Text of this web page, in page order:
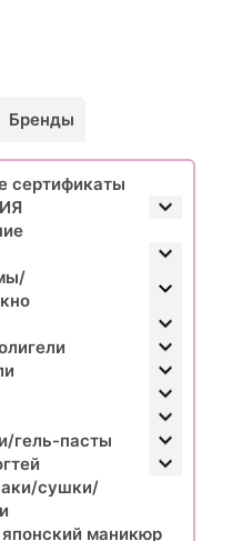
Бренды
сертификаты
гель-пасты
сушки/
маникюр